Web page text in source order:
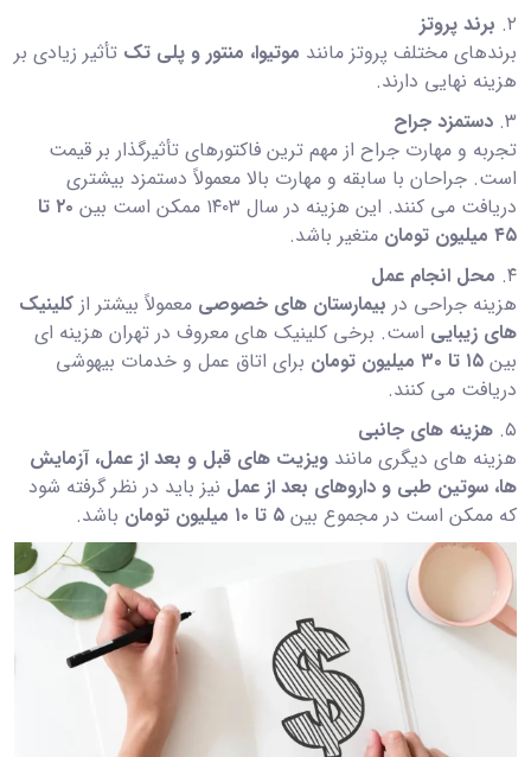
۲. برند پروتز
برندهای مختلف پروتز مانند موتیوا، منتور و پلی تک تأثیر زیادی بر
هزینه نهایی دارند.
۳. دستمزد جراح
تجربه و مهارت جراح از مهم ترین فاکتورهای تأثیرگذار بر قیمت
است. جراحان با سابقه و مهارت بالا معمولاً دستمزد بیشتری
دریافت می کنند. این هزینه در سال ۱۴۰۳ ممکن است بین
۲۰ تا
۴۵ میلیون تومان متغیر باشد.
۴. محل انجام عمل
هزینه جراحی در بیمارستان های خصوصی معمولاً بیشتر از کلینیک
های زیبایی است. برخی کلینیک های معروف در تهران هزینه ای
بین ۱۵ تا ۳۰ میلیون تومان برای اتاق عمل و خدمات بیهوشی
دریافت می کنند.
۵. هزینه های جانبی
هزینه های دیگری مانند ویزیت های قبل و بعد از عمل، آزمایش
ها، سوتین طبی و داروهای بعد از عمل نیز باید در نظر گرفته شود
که ممکن است در مجموع بین ۵ تا ۱۰ میلیون تومان باشد.